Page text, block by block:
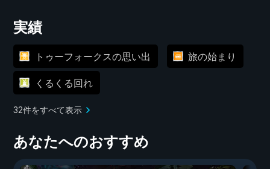
実績
トゥーフォークスの思い出 旅の始まり
くるくる回れ
32件をすべて表示
あなたへのおすすめ